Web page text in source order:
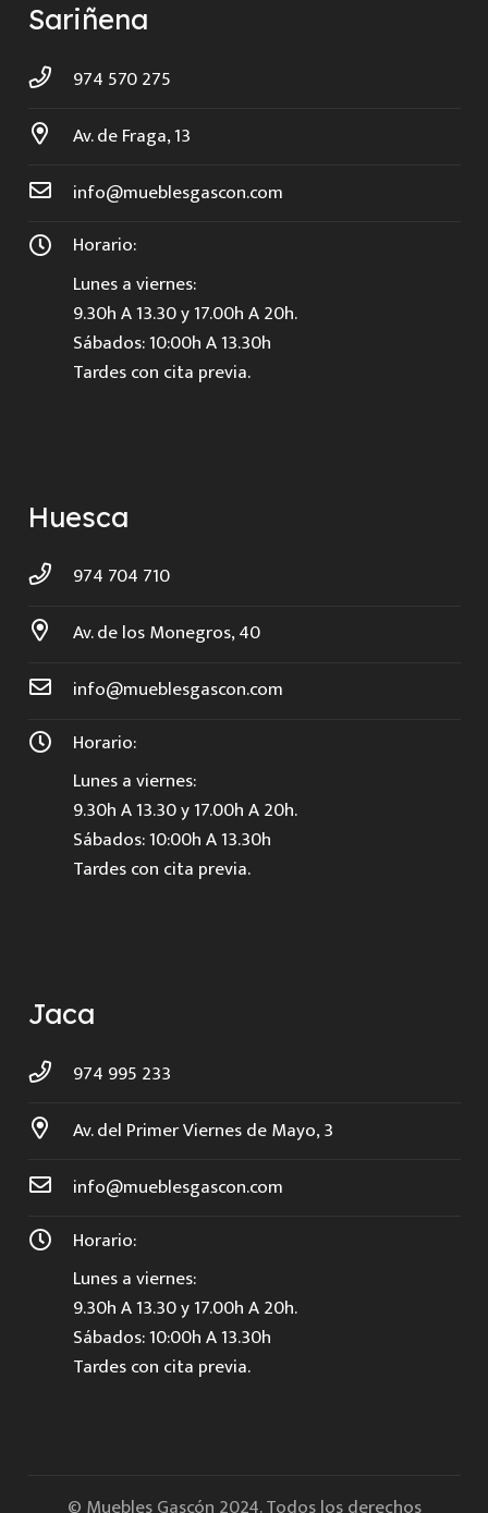
Sariñena
974 570 275
Av. de Fraga, 13
info@mueblesgascon.com
Horario:
Lunes a viernes:
9.30h A 13.30 y 17.00h A 20h.
Sábados: 10:00h A 13.30h
Tardes con cita previa.
Huesca
974 704 710
Av. de los Monegros, 40
info@mueblesgascon.com
Horario:
Lunes a viernes:
9.30h A 13.30 y 17.00h A 20h.
Sábados: 10:00h A 13.30h
Tardes con cita previa.
Jaca
974 995 233
Av. del Primer Viernes de Mayo, 3
info@mueblesgascon.com
Horario:
Lunes a viernes:
9.30h A 13.30 y 17.00h A 20h.
Sábados: 10:00h A 13.30h
Tardes con cita previa.